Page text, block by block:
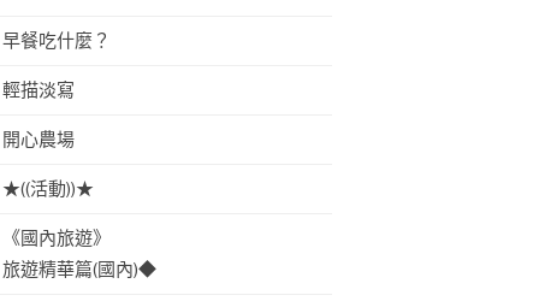
早餐吃什麼？
輕描淡寫
開心農場
★((活動))★
《國內旅遊》
旅遊精華篇(國內)◆